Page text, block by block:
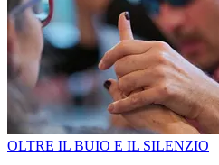
OLTRE IL BUIO E IL SILENZIO